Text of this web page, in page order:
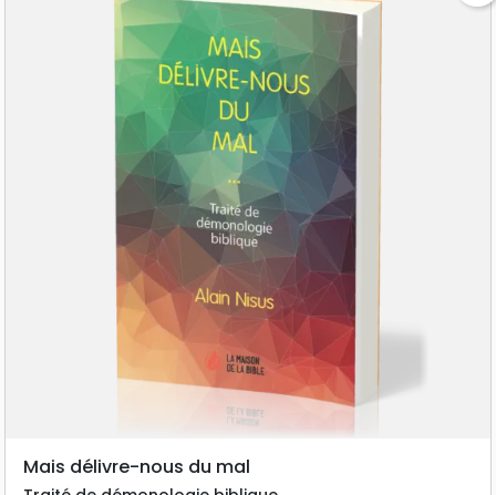
Mais délivre-nous du mal